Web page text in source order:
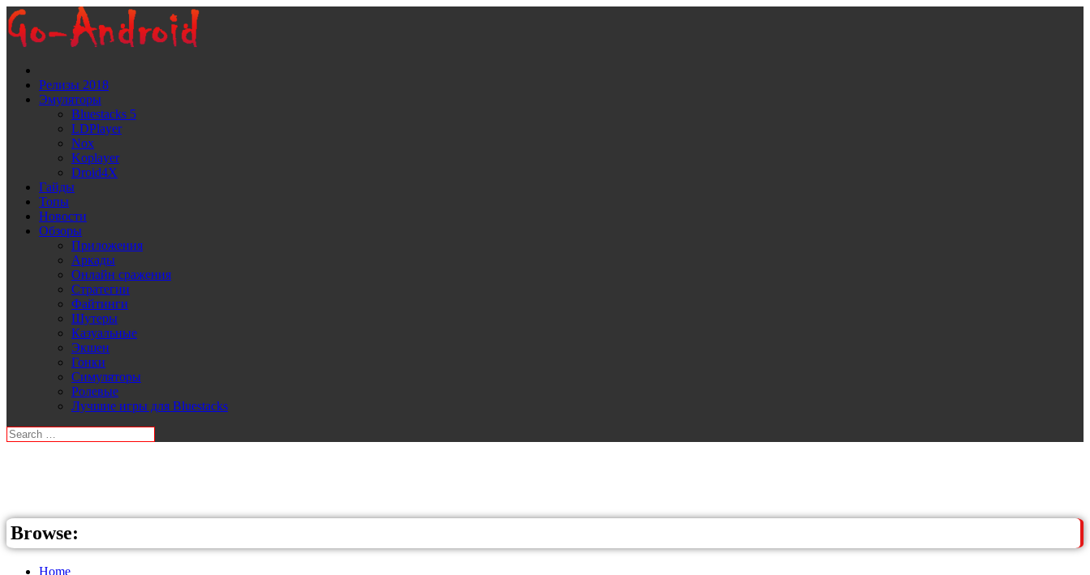
Релизы 2018
Эмуляторы
Bluestacks 5
LDPlayer
Noх
Koplayer
Droid4X
Гайды
Топы
Новости
Обзоры
Приложения
Аркады
Онлайн сражения
Стратегии
Файтинги
Шутеры
Казуальные
Экшен
Гонки
Симуляторы
Ролевые
Лучшие игры для Bluestacks
Browse:
Home